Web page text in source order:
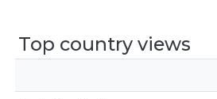
Top country views